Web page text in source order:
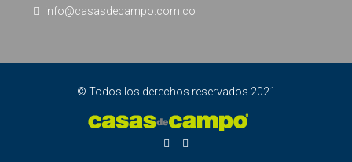
info@casasdecampo.com.co
© Todos los derechos reservados 2021